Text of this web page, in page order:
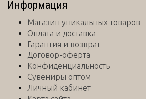
Информация
Магазин уникальных товаров
Оплата и доставка
Гарантия и возврат
Договор-оферта
Конфиденциальность
Сувениры оптом
Личный кабинет